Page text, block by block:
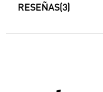
RESEÑAS(3)